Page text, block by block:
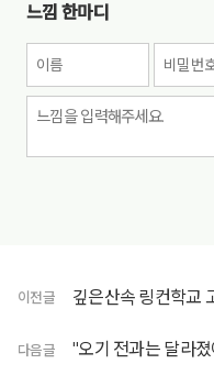
느낌 한마디
이전글 깊은산속 링컨학교
"오기 전과는 달라
다음글